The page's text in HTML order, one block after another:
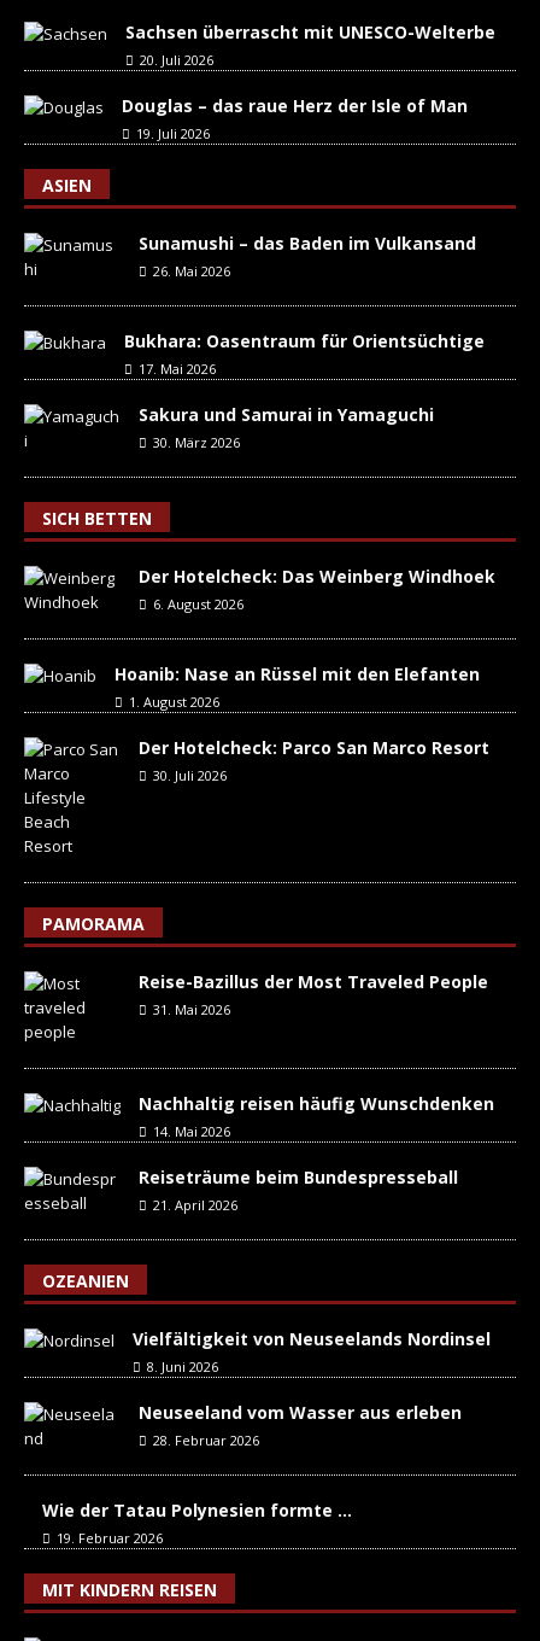
Sachsen überrascht mit UNESCO-Welterbe
20. Juli 2026
Douglas – das raue Herz der Isle of Man
19. Juli 2026
ASIEN
Sunamushi – das Baden im Vulkansand
26. Mai 2026
Bukhara: Oasentraum für Orientsüchtige
17. Mai 2026
Sakura und Samurai in Yamaguchi
30. März 2026
SICH BETTEN
Der Hotelcheck: Das Weinberg Windhoek
6. August 2026
Hoanib: Nase an Rüssel mit den Elefanten
1. August 2026
Der Hotelcheck: Parco San Marco Resort
30. Juli 2026
PAMORAMA
Reise-Bazillus der Most Traveled People
31. Mai 2026
Nachhaltig reisen häufig Wunschdenken
14. Mai 2026
Reiseträume beim Bundespresseball
21. April 2026
OZEANIEN
Vielfältigkeit von Neuseelands Nordinsel
8. Juni 2026
Neuseeland vom Wasser aus erleben
28. Februar 2026
Wie der Tatau Polynesien formte …
19. Februar 2026
MIT KINDERN REISEN